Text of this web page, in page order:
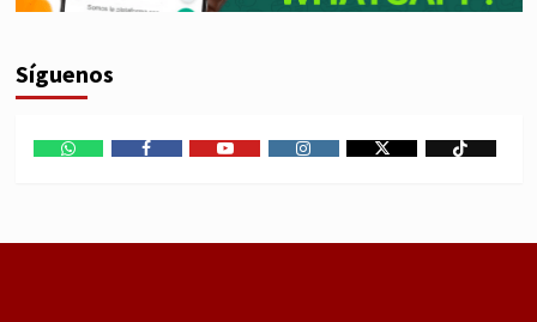
Síguenos